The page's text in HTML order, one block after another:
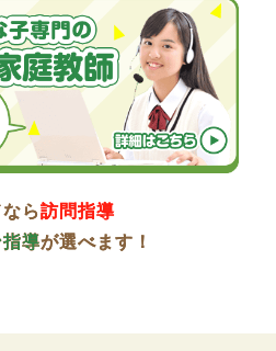
ら訪問指導
導が選べます！